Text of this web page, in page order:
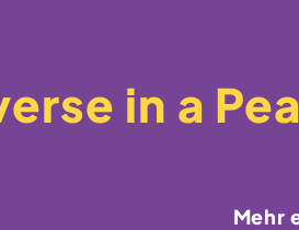
in a
Mehr